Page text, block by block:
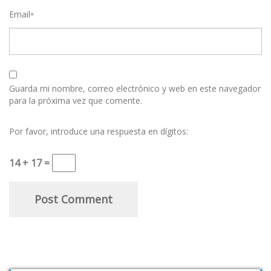
Email*
Guarda mi nombre, correo electrónico y web en este navegador
para la próxima vez que comente.
Por favor, introduce una respuesta en dígitos:
14 + 17 =